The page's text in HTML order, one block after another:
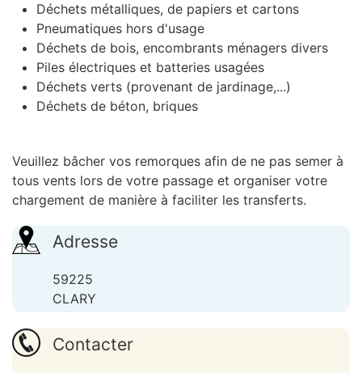
Déchets métalliques, de papiers et cartons
Pneumatiques hors d'usage
Déchets de bois, encombrants ménagers divers
Piles électriques et batteries usagées
Déchets verts (provenant de jardinage,...)
Déchets de béton, briques
Veuillez bâcher vos remorques afin de ne pas semer à
tous vents lors de votre passage et organiser votre
chargement de manière à faciliter les transferts.
Adresse
59225
CLARY
Contacter